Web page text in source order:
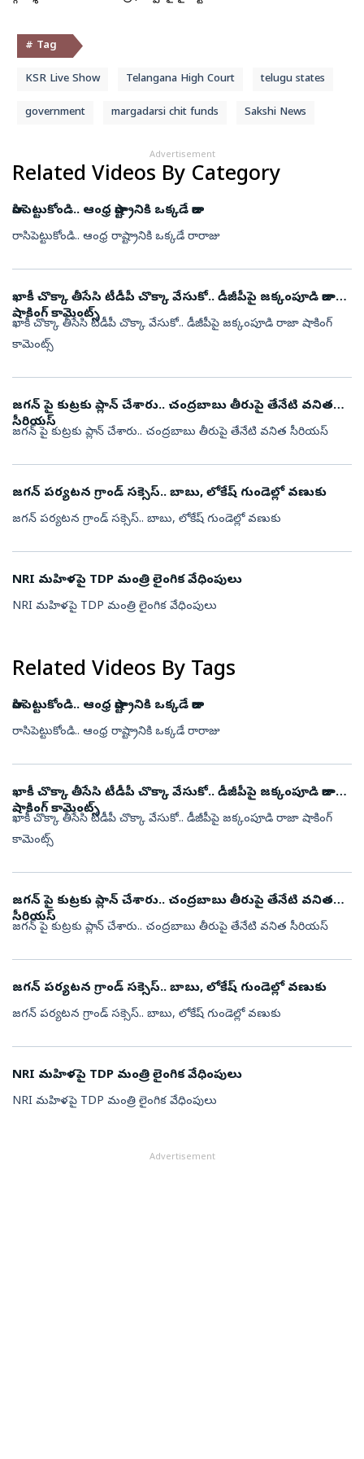
# Tag
KSR Live Show Telangana High Court telugu states
government margadarsi chit funds Sakshi News
Advertisement
Related Videos By Category
రాసిపెట్టుకోండి.. ఆంధ్ర రాష్ట్రానికి ఒక్కడే రారాజు
రాసిపెట్టుకోండి.. ఆంధ్ర రాష్ట్రానికి ఒక్కడే రారాజు
ఖాకీ చొక్కా తీసేసి టీడీపీ చొక్కా వేసుకో.. డీజీపీపై జక్కంపూడి రాజా
షాకింగ్ కామెంట్స్
ఖాకీ చొక్కా తీసేసి టీడీపీ చొక్కా వేసుకో.. డీజీపీపై జక్కంపూడి రాజా షాకింగ్
కామెంట్స్
జగన్ పై కుట్రకు ప్లాన్ చేశారు.. చంద్రబాబు తీరుపై తేనేటి వనిత
సీరియస్
జగన్ పై కుట్రకు ప్లాన్ చేశారు.. చంద్రబాబు తీరుపై తేనేటి వనిత సీరియస్
జగన్ పర్యటన గ్రాండ్ సక్సెస్.. బాబు, లోకేష్ గుండెల్లో వణుకు
జగన్ పర్యటన గ్రాండ్ సక్సెస్.. బాబు, లోకేష్ గుండెల్లో వణుకు
NRI మహిళపై TDP మంత్రి లైంగిక వేధింపులు
NRI మహిళపై TDP మంత్రి లైంగిక వేధింపులు
Related Videos By Tags
రాసిపెట్టుకోండి.. ఆంధ్ర రాష్ట్రానికి ఒక్కడే రారాజు
రాసిపెట్టుకోండి.. ఆంధ్ర రాష్ట్రానికి ఒక్కడే రారాజు
ఖాకీ చొక్కా తీసేసి టీడీపీ చొక్కా వేసుకో.. డీజీపీపై జక్కంపూడి రాజా
షాకింగ్ కామెంట్స్
ఖాకీ చొక్కా తీసేసి టీడీపీ చొక్కా వేసుకో.. డీజీపీపై జక్కంపూడి రాజా షాకింగ్
కామెంట్స్
జగన్ పై కుట్రకు ప్లాన్ చేశారు.. చంద్రబాబు తీరుపై తేనేటి వనిత
సీరియస్
జగన్ పై కుట్రకు ప్లాన్ చేశారు.. చంద్రబాబు తీరుపై తేనేటి వనిత సీరియస్
జగన్ పర్యటన గ్రాండ్ సక్సెస్.. బాబు, లోకేష్ గుండెల్లో వణుకు
జగన్ పర్యటన గ్రాండ్ సక్సెస్.. బాబు, లోకేష్ గుండెల్లో వణుకు
NRI మహిళపై TDP మంత్రి లైంగిక వేధింపులు
NRI మహిళపై TDP మంత్రి లైంగిక వేధింపులు
Advertisement